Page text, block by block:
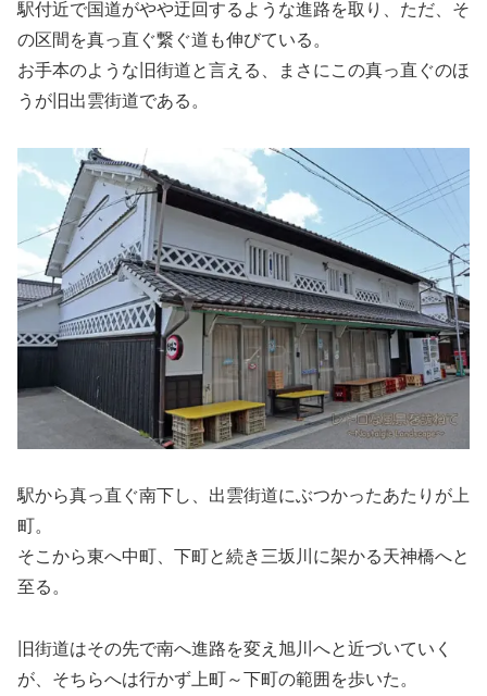
駅付近で国道がやや迂回するような進路を取り、ただ、そ
の区間を真っ直ぐ繋ぐ道も伸びている。
お手本のような旧街道と言える、まさにこの真っ直ぐのほ
うが旧出雲街道である。
駅から真っ直ぐ南下し、出雲街道にぶつかったあたりが上
町。
そこから東へ中町、下町と続き三坂川に架かる天神橋へと
至る。
旧街道はその先で南へ進路を変え旭川へと近づいていく
が、そちらへは行かず上町～下町の範囲を歩いた。